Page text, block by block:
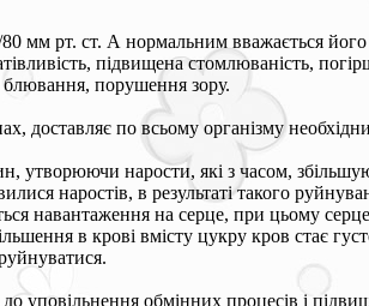
80 мм рт. ст. А нормальним вважається
підвищена стомлюваність,
порушення зору.
доставляє по всьому організму
утворюючи нарости, які з часом,
наростів, в результаті такого
навантаження на серце, при цьому
в крові вмісту цукру кров стає
уповільнення обмінних процесів і